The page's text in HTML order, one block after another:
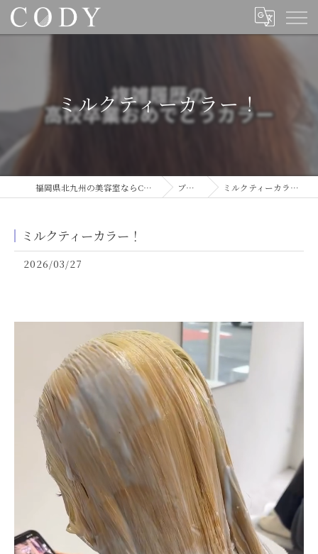
ミルクティーカラー！
福岡県北九州の美容室ならCODY ブログ ミルクティーカラー！
ミルクティーカラー！
2026/03/27